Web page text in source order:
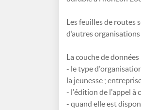
Les feuilles de routes
d’autres
La couche de
- le type
la jeunesse ;
- l'édition de l'appel à
- quand elle est